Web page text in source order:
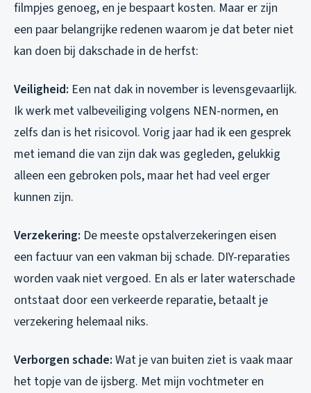
filmpjes genoeg, en je bespaart kosten. Maar er zijn
een paar belangrijke redenen waarom je dat beter niet
kan doen bij dakschade in de herfst:
Veiligheid: Een nat dak in november is levensgevaarlijk.
Ik werk met valbeveiliging volgens NEN-normen, en
zelfs dan is het risicovol. Vorig jaar had ik een gesprek
met iemand die van zijn dak was gegleden, gelukkig
alleen een gebroken pols, maar het had veel erger
kunnen zijn.
Verzekering: De meeste opstalverzekeringen eisen
een factuur van een vakman bij schade. DIY-reparaties
worden vaak niet vergoed. En als er later waterschade
ontstaat door een verkeerde reparatie, betaalt je
verzekering helemaal niks.
Verborgen schade: Wat je van buiten ziet is vaak maar
het topje van de ijsberg. Met mijn vochtmeter en